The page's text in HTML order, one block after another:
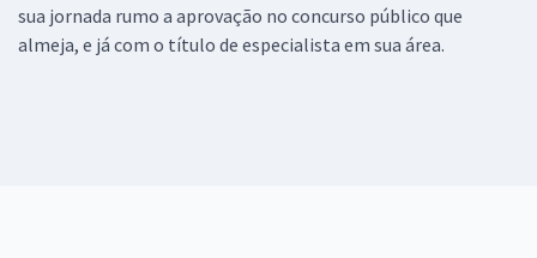
sua jornada rumo a aprovação no concurso público que
almeja, e já com o título de especialista em sua área.